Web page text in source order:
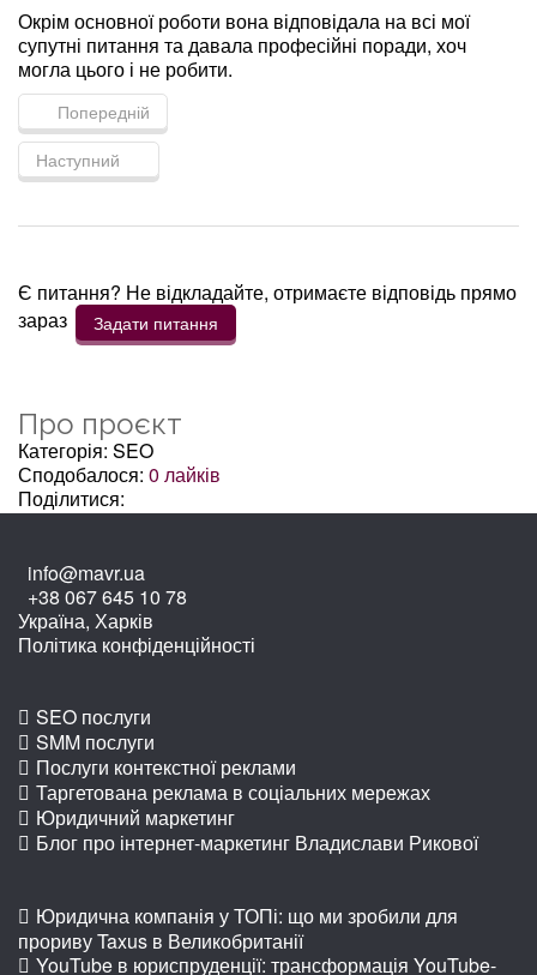
Окрім основної роботи вона відповідала на всі мої
супутні питання та давала професійні поради, хоч
могла цього і не робити.
Попередній
Наступний
Є питання? Не відкладайте, отримаєте відповідь прямо
зараз
Задати питання
Про проєкт
Категорія: SEO
Сподобалося: 0 лайків
Поділитися:
info@mavr.ua
+38 067 645 10 78
Україна, Харків
Політика конфіденційності
SEO послуги
SMM послуги
Послуги контекстної реклами
Таргетована реклама в соціальних мережах
Юридичний маркетинг
Блог про інтернет-маркетинг Владислави Рикової
Юридична компанія у ТОПі: що ми зробили для
прориву Taxus в Великобританії
YouTube в юриспруденції: трансформація YouTube-